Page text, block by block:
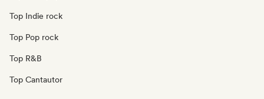
Top Indie rock
Top Pop rock
Top R&B
Top Cantautor